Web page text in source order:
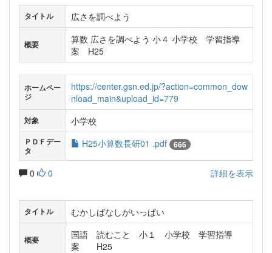
タイトル 広さを調べよう
概要
算数 広さを調べよう 小４ 小学校 学習指導
案 H25
ホームペー
ジ
https://center.gsn.ed.jp/?action=common_dow
nload_main&upload_id=779
対象 小学校
ＰＤＦデー
タ
H25小算数長研01 .pdf 666
0 0 詳細を表示
タイトル むかしばなしがいっぱい
概要
国語 読むこと 小１ 小学校 学習指導
案 H25